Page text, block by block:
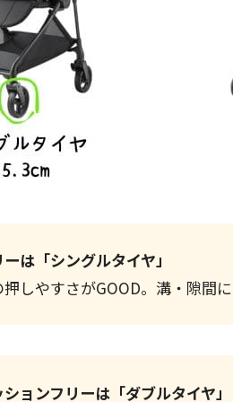
は「シングルタイヤ」
しやすさがGOOD。溝・隙間
ョンフリーは「ダブルタイヤ」